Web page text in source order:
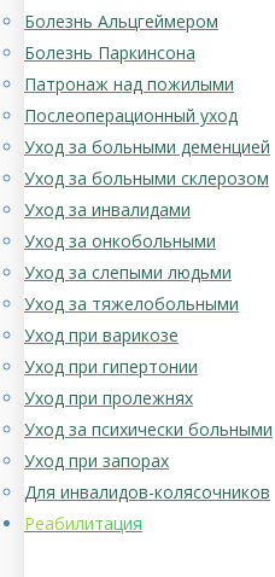
Болезнь Альцгеймером
Болезнь Паркинсона
Патронаж над пожилыми
Послеоперационный уход
Уход за больными деменцией
Уход за больными склерозом
Уход за инвалидами
Уход за онкобольными
Уход за слепыми людьми
Уход за тяжелобольными
Уход при варикозе
Уход при гипертонии
Уход при пролежнях
Уход за психически больными
Уход при запорах
Для инвалидов-колясочников
Реабилитация